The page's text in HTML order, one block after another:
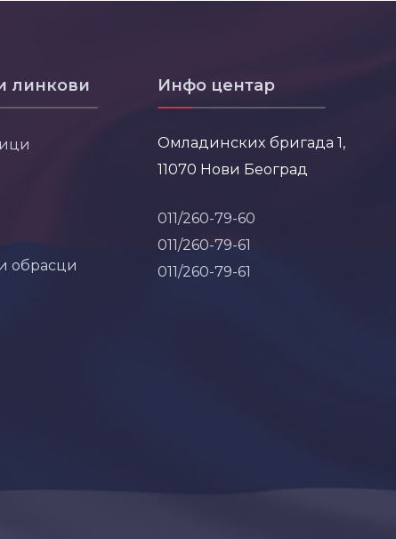
линкови
обрасци
Инфо центар
Омладинских бригада 1,
11070 Нови Београд
011/260-79-60
011/260-79-61
011/260-79-61